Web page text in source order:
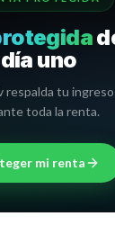
día uno
respalda tu
toda la renta.
mi renta